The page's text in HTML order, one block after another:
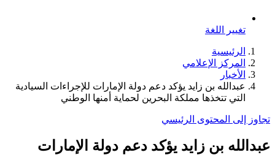
تغيير اللغة
الرئيسية
المركز الإعلامي
الأخبار
عبدالله بن زايد يؤكد دعم دولة الإمارات للإجراءات السيادية
التي تتخذها مملكة البحرين لحماية أمنها الوطني
تجاوز إلى المحتوى الرئيسي
عبدالله بن زايد يؤكد دعم دولة الإمارات